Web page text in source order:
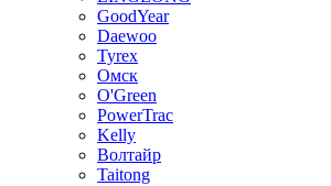
GoodYear
Daewoo
Tyrex
Омск
O'Green
PowerTrac
Kelly
Волтайр
Taitong